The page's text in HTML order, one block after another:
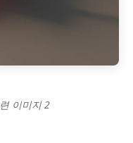
이미지 2